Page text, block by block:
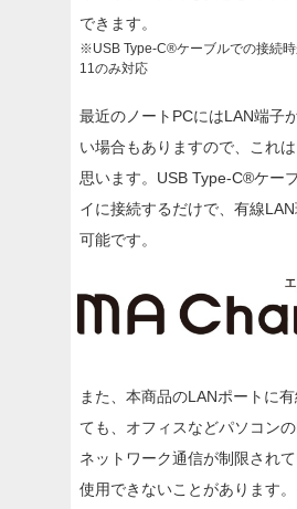
できます。
※USB Type-C®ケーブルでの接続時
11のみ対応
最近のノートPCにはLAN端子
い場合もありますので、これ
思います。USB Type-C®ケー
イに接続するだけで、有線
可能です。
また、本商品のLANポートに
ても、オフィスなどパソコン
ネットワーク通信が制限されて
使用できないことがあります